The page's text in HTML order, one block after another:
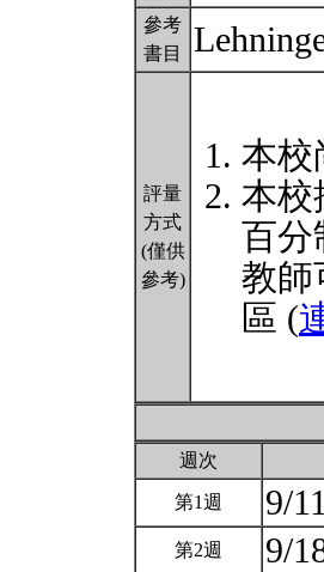
參考
書目
評量
方式
(僅供
參考)
本校
本校
百分
教師
區 (
週次
第1週 9/
第2週 9/